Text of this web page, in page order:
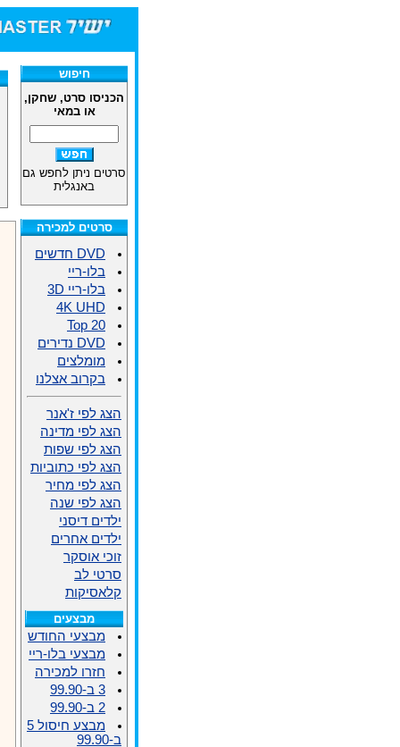
חיפוש
הכניסו סרט, שחקן,
או במאי
סרטים ניתן לחפש גם
באנגלית
סרטים למכירה
DVD חדשים
בלו-ריי
בלו-ריי 3D
4K UHD
Top 20
DVD נדירים
מומלצים
בקרוב אצלנו
הצג לפי ז'אנר
הצג לפי מדינה
הצג לפי שפות
הצג לפי כתוביות
הצג לפי מחיר
הצג לפי שנה
ילדים דיסני
ילדים אחרים
זוכי אוסקר
סרטי לב
קלאסיקות
מבצעים
מבצעי החודש
מבצעי בלו-ריי
חזרו למכירה
3 ב-99.90
2 ב-99.90
מבצע חיסול 5
ב-99.90